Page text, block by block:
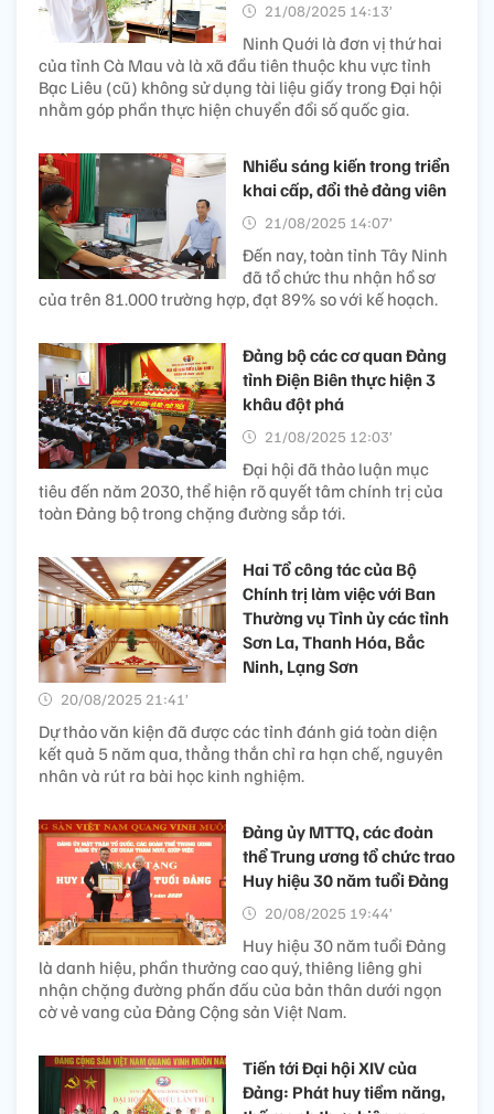
21/08/2025 14:13’
Ninh Quới là đơn vị thứ hai
của tỉnh Cà Mau và là xã đầu tiên thuộc khu vực tỉnh
Bạc Liêu (cũ) không sử dụng tài liệu giấy trong Đại hội
nhằm góp phần thực hiện chuyển đổi số quốc gia.
Nhiều sáng kiến trong triển
khai cấp, đổi thẻ đảng viên
21/08/2025 14:07’
Đến nay, toàn tỉnh Tây Ninh
đã tổ chức thu nhận hồ sơ
của trên 81.000 trường hợp, đạt 89% so với kế hoạch.
Đảng bộ các cơ quan Đảng
tỉnh Điện Biên thực hiện 3
khâu đột phá
21/08/2025 12:03’
Đại hội đã thảo luận mục
tiêu đến năm 2030, thể hiện rõ quyết tâm chính trị của
toàn Đảng bộ trong chặng đường sắp tới.
Hai Tổ công tác của Bộ
Chính trị làm việc với Ban
Thường vụ Tỉnh ủy các tỉnh
Sơn La, Thanh Hóa, Bắc
Ninh, Lạng Sơn
20/08/2025 21:41’
Dự thảo văn kiện đã được các tỉnh đánh giá toàn diện
kết quả 5 năm qua, thẳng thắn chỉ ra hạn chế, nguyên
nhân và rút ra bài học kinh nghiệm.
Đảng ủy MTTQ, các đoàn
thể Trung ương tổ chức trao
Huy hiệu 30 năm tuổi Đảng
20/08/2025 19:44’
Huy hiệu 30 năm tuổi Đảng
là danh hiệu, phần thưởng cao quý, thiêng liêng ghi
nhận chặng đường phấn đấu của bản thân dưới ngọn
cờ vẻ vang của Đảng Cộng sản Việt Nam.
Tiến tới Đại hội XIV của
Đảng: Phát huy tiềm năng,